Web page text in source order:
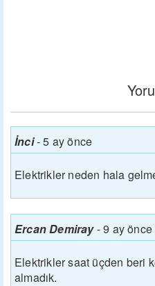
İnci-5 ay önce
Elektrikler neden hala
Ercan Demiray-9 ay önce
Elektrikler saat üçden beri
almadık.